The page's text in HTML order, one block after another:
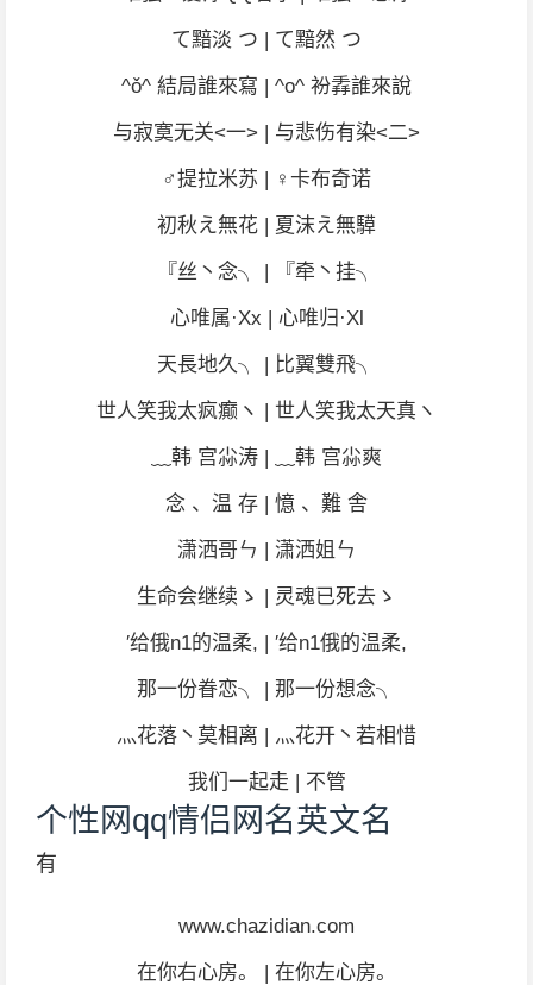
て黯淡 つ | て黯然 つ
^ǒ^ 結局誰來寫 | ^o^ 衯掱誰來說
与寂寞无关<一> | 与悲伤有染<二>
♂提拉米苏 | ♀卡布奇诺
初秋え無花 | 夏沫え無騲
『丝丶念╮ | 『牵丶挂╮
心唯属·Xx | 心唯归·Xl
天長地久╮ | 比翼雙飛╮
世人笑我太疯癫ヽ | 世人笑我太天真ヽ
﹏韩 宫尛涛 | ﹏韩 宫尛爽
念 、温 存 | 憶 、難 舎
潇洒哥ㄣ | 潇洒姐ㄣ
生命会继续ゝ | 灵魂已死去ゝ
′给俄n1的温柔, | ′给n1俄的温柔,
那一份眷恋╮ | 那一份想念╮
灬花落丶莫相离 | 灬花开丶若相惜
我们一起走 | 不管
个性网qq情侣网名英文名
有
www.chazidian.com
在你右心房。 | 在你左心房。